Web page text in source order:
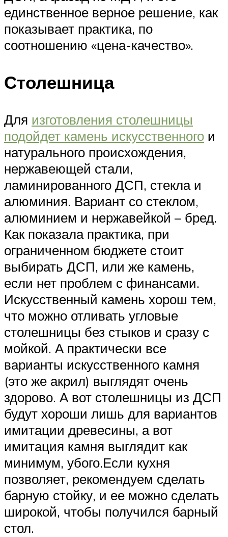
единственное верное решение, как
показывает практика, по
соотношению «цена-качество».
Столешница
Для изготовления столешницы
подойдет камень искусственного и
натурального происхождения,
нержавеющей стали,
ламинированного ДСП, стекла и
алюминия. Вариант со стеклом,
алюминием и нержавейкой – бред.
Как показала практика, при
ограниченном бюджете стоит
выбирать ДСП, или же камень,
если нет проблем с финансами.
Искусственный камень хорош тем,
что можно отливать угловые
столешницы без стыков и сразу с
мойкой. А практически все
варианты искусственного камня
(это же акрил) выглядят очень
здорово. А вот столешницы из ДСП
будут хороши лишь для вариантов
имитации древесины, а вот
имитация камня выглядит как
минимум, убого.Если кухня
позволяет, рекомендуем сделать
барную стойку, и ее можно сделать
широкой, чтобы получился барный
стол.